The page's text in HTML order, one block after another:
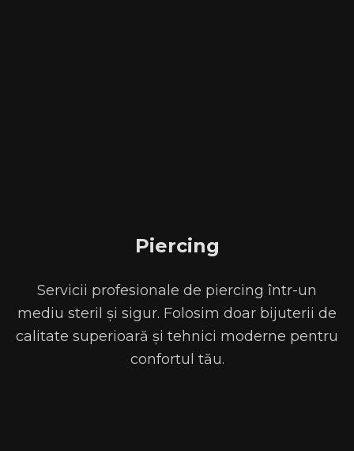
Piercing
Servicii profesionale de piercing într-un
mediu steril și sigur. Folosim doar bijuterii de
calitate superioară și tehnici moderne pentru
confortul tău.